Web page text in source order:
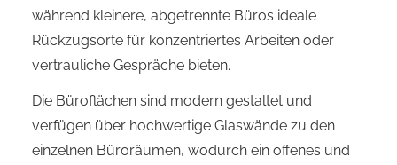
während kleinere, abgetrennte Büros ideale
Rückzugsorte für konzentriertes Arbeiten oder
vertrauliche Gespräche bieten.
Die Büroflächen sind modern gestaltet und
verfügen über hochwertige Glaswände zu den
einzelnen Büroräumen, wodurch ein offenes und